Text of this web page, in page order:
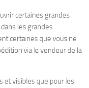
certaines grandes
les grandes
certaines que vous ne
via le vendeur de la
et visibles que pour les